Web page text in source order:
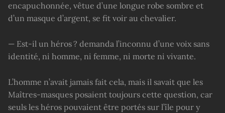
encapuchonnée, vêtue d’une longue robe sombre et
d’un masque d’argent, se fit voir au chevalier.
— Est-il un héros ? demanda l’inconnu d’une voix sans
identité, ni homme, ni femme, ni morte ni vivante.
L’homme n’avait jamais fait cela, mais il savait que les
Maîtres-masques posaient toujours cette question, car
seuls les héros pouvaient être portés sur l’île pour y